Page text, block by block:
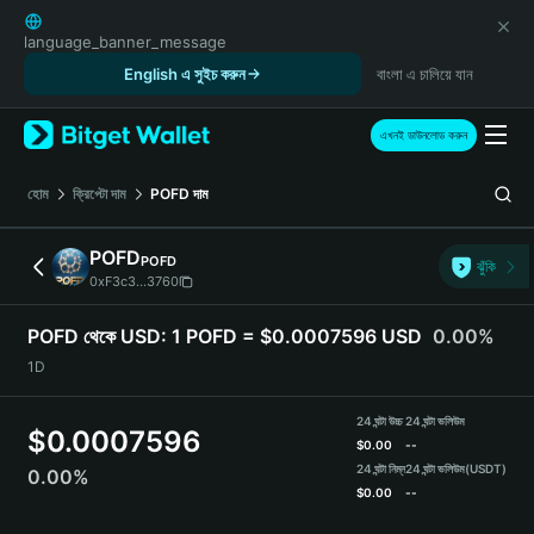
English
日本語
Русский
Español (Latinoamérica)
Türkçe
Italiano
Deutsch
简体中文
繁體中文
Português (Portugal)
Bahasa Indonesia
Español
language_banner_message
English এ সুইচ করুন
বাংলা এ চালিয়ে যান
এখনই ডাউনলোড করুন
হোম ক্রিপ্টো দাম POFD দাম
POFDPOFD
0xF3c3...3760
ঝুঁকি
POFD থেকে USD: 1 POFD = $0.0007596 USD 0.00%
1D
$0.0007596
0.00%
24 ঘন্টা উচ্চ
$0.00
24 ঘন্টা নিম্ন
$0.00
24 ঘন্টা ভলিউম
--
24 ঘন্টা ভলিউম(USDT)
--